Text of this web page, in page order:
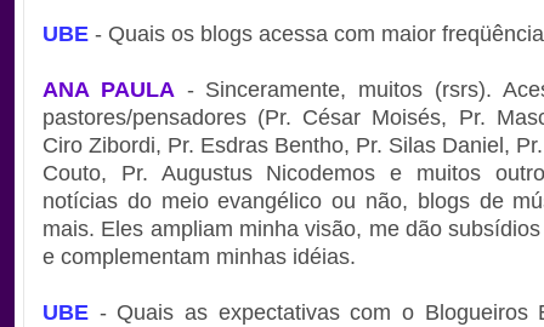
UBE - Quais os blogs acessa com maior
ANA PAULA- Sinceramente, muitos (rsrs).
pastores/pensadores (Pr. César Moisés, Pr.
Ciro Zibordi, Pr. Esdras Bentho, Pr. Silas Daniel,
Couto, Pr. Augustus Nicodemos e muitos
notícias do meio evangélico ou não, blogs de
mais. Eles ampliam minha visão, me dão
e complementam minhas idéias.
UBE - Quais as expectativas com o Blogueiros